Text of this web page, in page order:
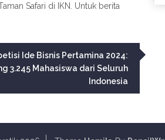
Safari di IKN. Untuk berita
Ide Bisnis Pertamina 2024:
3.245 Mahasiswa dari Seluruh
Indonesia